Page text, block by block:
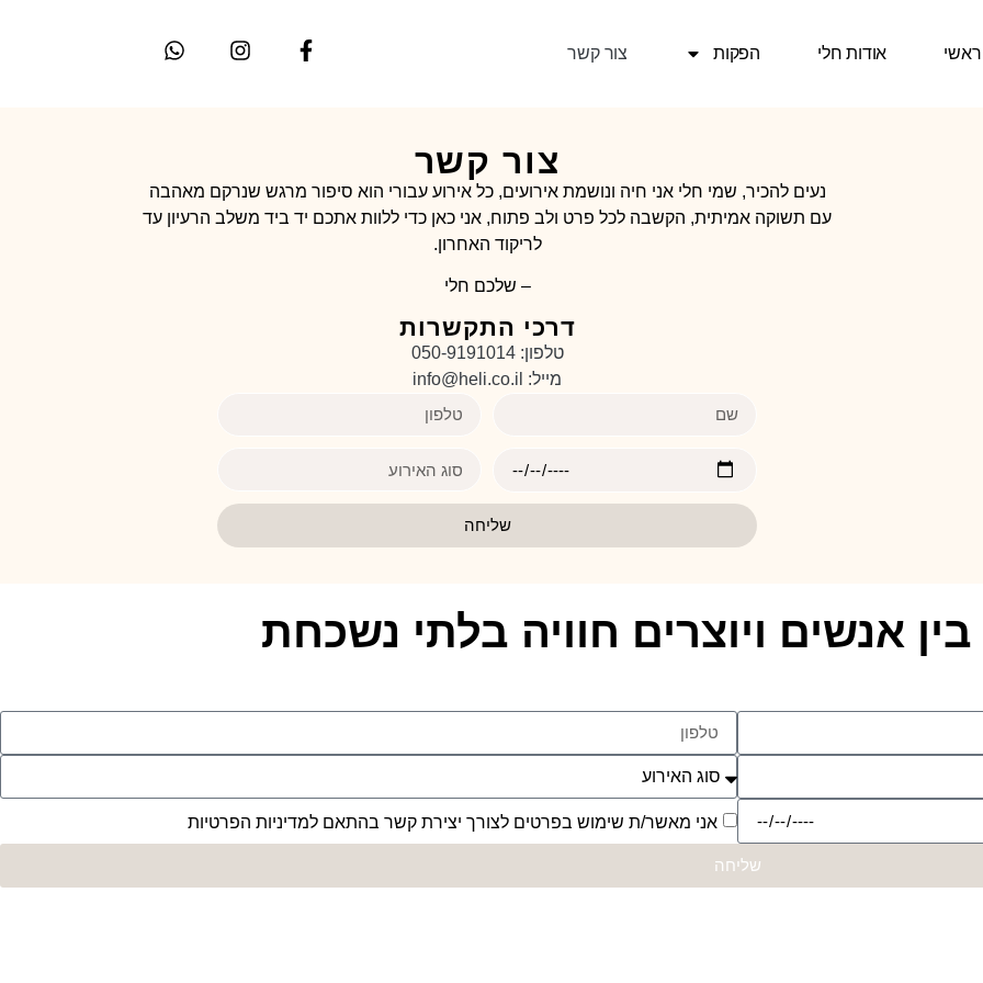
ראשי אודות חלי הפקות צור קשר
צור קשר
נעים להכיר, שמי חלי אני חיה ונושמת אירועים, כל אירוע עבורי הוא סיפור מרגש שנרקם מאהבה
עם תשוקה אמיתית, הקשבה לכל פרט ולב פתוח, אני כאן כדי ללוות אתכם יד ביד משלב הרעיון עד
לריקוד האחרון.
– שלכם חלי
דרכי התקשרות
טלפון: 050-9191014
מייל: info@heli.co.il
שליחה
אנשים ויוצרים חוויה בלתי נשכחת
אני מאשר/ת שימוש בפרטים לצורך יצירת קשר בהתאם למדיניות הפרטיות
שליחה